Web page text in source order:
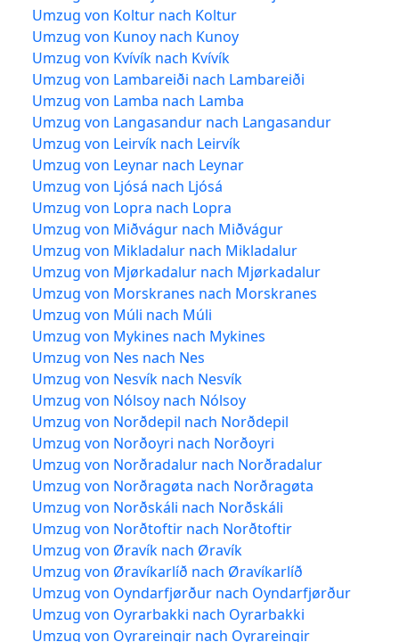
Umzug von Koltur nach Koltur
Umzug von Kunoy nach Kunoy
Umzug von Kvívík nach Kvívík
Umzug von Lambareiði nach Lambareiði
Umzug von Lamba nach Lamba
Umzug von Langasandur nach Langasandur
Umzug von Leirvík nach Leirvík
Umzug von Leynar nach Leynar
Umzug von Ljósá nach Ljósá
Umzug von Lopra nach Lopra
Umzug von Miðvágur nach Miðvágur
Umzug von Mikladalur nach Mikladalur
Umzug von Mjørkadalur nach Mjørkadalur
Umzug von Morskranes nach Morskranes
Umzug von Múli nach Múli
Umzug von Mykines nach Mykines
Umzug von Nes nach Nes
Umzug von Nesvík nach Nesvík
Umzug von Nólsoy nach Nólsoy
Umzug von Norðdepil nach Norðdepil
Umzug von Norðoyri nach Norðoyri
Umzug von Norðradalur nach Norðradalur
Umzug von Norðragøta nach Norðragøta
Umzug von Norðskáli nach Norðskáli
Umzug von Norðtoftir nach Norðtoftir
Umzug von Øravík nach Øravík
Umzug von Øravíkarlíð nach Øravíkarlíð
Umzug von Oyndarfjørður nach Oyndarfjørður
Umzug von Oyrarbakki nach Oyrarbakki
Umzug von Oyrareingir nach Oyrareingir